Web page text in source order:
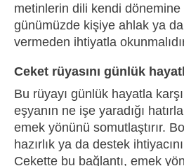
metinlerin dili kendi
günümüzde kişiye ahlak ya
vermeden ihtiyatla
Ceket rüyasını günlük
Bu rüyayı günlük hayatla
eşyanın ne işe yaradığı
emek yönünü somutlaştırır.
hazırlık ya da destek
Cekette bu bağlantı, emek